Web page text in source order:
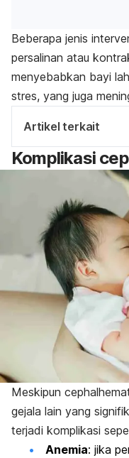
Beberapa jenis
persalinan atau
menyebabkan bayi
stres, yang juga
Artikel terkait
Komplikasi
Meskipun
gejala lain yang
terjadi komplikasi
Anemia: jika